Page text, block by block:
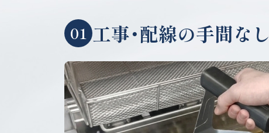
01 工事・配線の手間なし